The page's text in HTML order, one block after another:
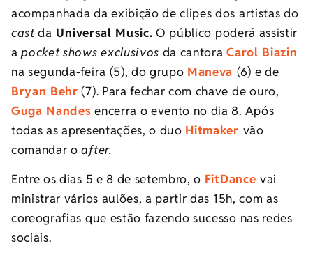
acompanhada da exibição de clipes dos artistas do
castda Universal Music. O público poderá assistir
apocket shows exclusivos da cantoraCarol Biazin
na segunda-feira (5), do grupo Maneva (6) e de
Bryan Behr (7). Para fechar com chave de ouro,
Guga Nandes encerra o evento no dia 8. Após
todas as apresentações, o duo Hitmaker vão
comandar o after.
Entre os dias 5 e 8 de setembro, o FitDance vai
ministrar vários aulões, a partir das 15h, com as
coreografias que estão fazendo sucesso nas redes
sociais.